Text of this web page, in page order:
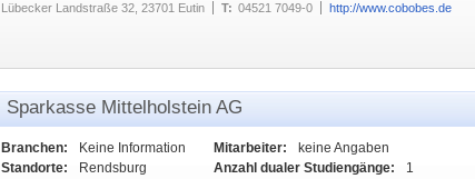
Lübecker Landstraße 32, 23701 Eutin T: 04521 7049-0 http://www.cobobes.de
Sparkasse Mittelholstein AG
Branchen:
Keine Information
Standorte:
Rendsburg
Mitarbeiter:
keine Angaben
Anzahl dualer Studiengänge:
1